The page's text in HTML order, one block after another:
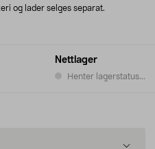
Nettlager
Henter lagerstatus...
og lader selges separat.